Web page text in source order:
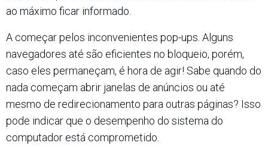
ao máximo ficar informado.
A começar pelos inconvenientes pop-ups. Alguns
navegadores até são eficientes no bloqueio, porém,
caso eles permaneçam, é hora de agir! Sabe quando do
nada começam abrir janelas de anúncios ou até
mesmo de redirecionamento para outras páginas? Isso
pode indicar que o desempenho do sistema do
computador está comprometido.